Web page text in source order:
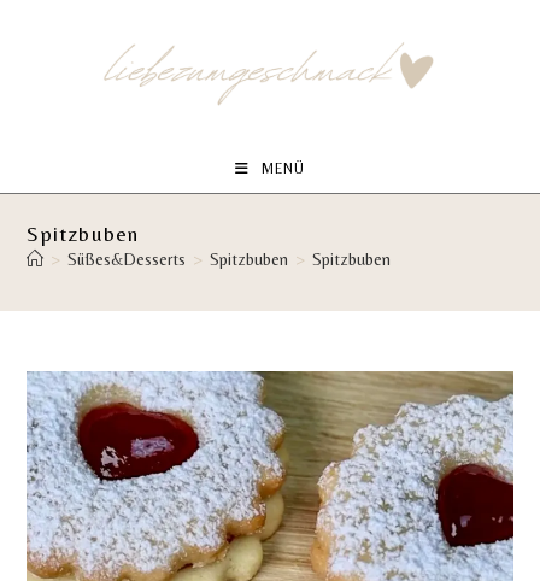
MENÜ
Spitzbuben
> Süßes&Desserts > Spitzbuben > Spitzbuben